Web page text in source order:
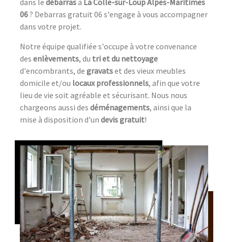
06? Debarras gratuit 06 s'engage à vous accompagner
dans votre projet.
Notre équipe qualifiée s'occupe à votre convenance
des enlèvements, du tri et du nettoyage
d'encombrants, de gravatset des vieux meubles
domicile et/ou locaux professionnels, afin que votre
lieu de vie soit agréable et sécurisant. Nous nous
chargeons aussi des déménagements, ainsi que la
mise à disposition d'un devis gratuit!